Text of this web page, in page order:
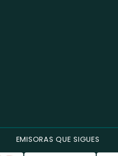
EMISORAS QUE SIGUES